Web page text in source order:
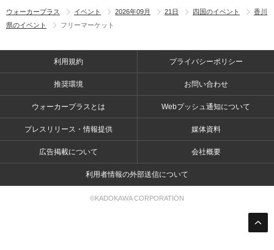
ウォーカープラス イベント 2026年09月 21日 四国のイベント
香川
県のイベント
フリーマーケット
利用規約 プライバシーポリシー
推奨環境 お問い合わせ
ウォーカープラスとは Webプッシュ通知について
プレスリリース・情報提供 媒体資料
広告掲載について 会社概要
利用者情報の外部送信について
©KADOKAWA CORPORATION